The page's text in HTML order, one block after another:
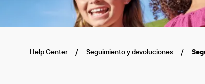
Help Center Seguimiento y devoluciones